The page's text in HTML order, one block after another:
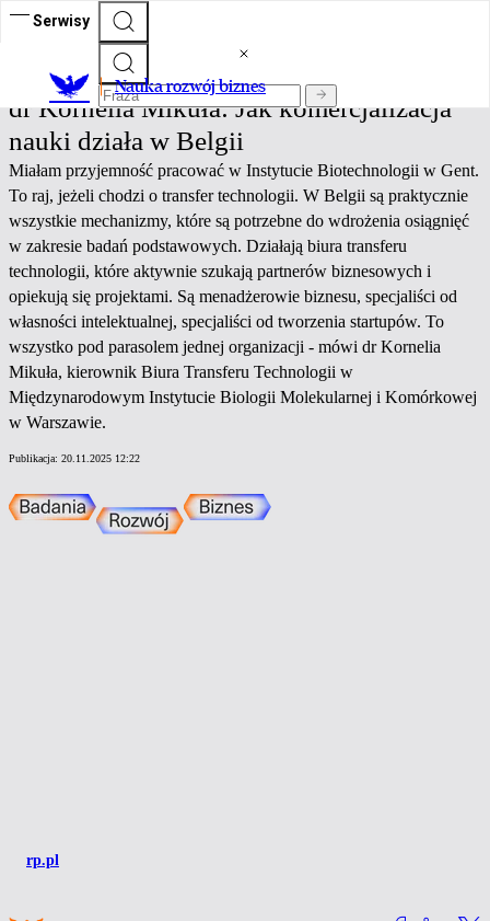
Serwisy
Nauka rozwój biznes
Nauka rozwój biznes
dr Kornelia Mikuła: Jak komercjalizacja
nauki działa w Belgii
Miałam przyjemność pracować w Instytucie Biotechnologii w Gent.
To raj, jeżeli chodzi o transfer technologii. W Belgii są praktycznie
wszystkie mechanizmy, które są potrzebne do wdrożenia osiągnięć
w zakresie badań podstawowych. Działają biura transferu
technologii, które aktywnie szukają partnerów biznesowych i
opiekują się projektami. Są menadżerowie biznesu, specjaliści od
własności intelektualnej, specjaliści od tworzenia startupów. To
wszystko pod parasolem jednej organizacji - mówi dr Kornelia
Mikuła, kierownik Biura Transferu Technologii w
Międzynarodowym Instytucie Biologii Molekularnej i Komórkowej
w Warszawie.
Publikacja: 20.11.2025 12:22
rp.pl